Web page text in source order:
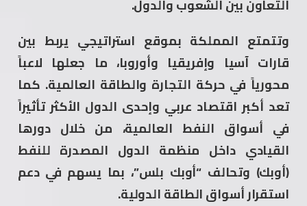
التعاون بين الشعوب والدول.
وتتمتع المملكة بموقع استراتيجي يربط بين
قارات آسيا وإفريقيا وأوروبا، ما جعلها لاعباً
محورياً في حركة التجارة والطاقة العالمية. كما
تعد أكبر اقتصاد عربي وإحدى الدول الأكثر تأثيراً
في أسواق النفط العالمية، من خلال دورها
القيادي داخل منظمة الدول المصدرة للنفط
(أوبك) وتحالف “أوبك بلس”، بما يسهم في دعم
استقرار أسواق الطاقة الدولية.